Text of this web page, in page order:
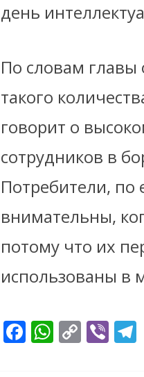
день
По словам
такого
говорит о
сотрудников в
Потребители,
внимательны,
потому что их
использованы в
F W C Vi